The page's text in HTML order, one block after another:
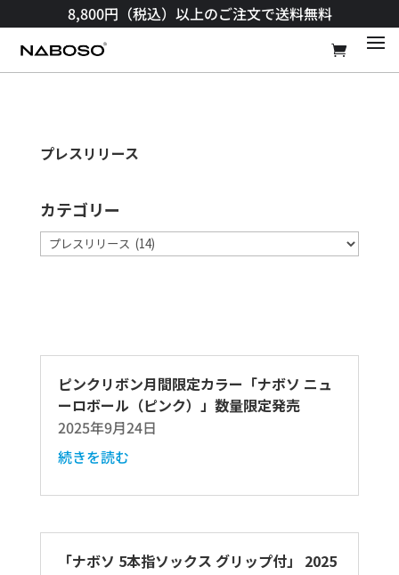
8,800円（税込）以上のご注文で送料無料​
プレスリリース
カテゴリー
カ
ピンクリボン月間限定カラー「ナボソ ニュ
ーロボール（ピンク）」数量限定発売
2025年9月24日
続きを読む
「ナボソ 5本指ソックス グリップ付」 2025